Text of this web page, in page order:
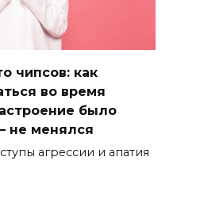
чипсов: как
во время
было
не менялся
агрессии и апатия